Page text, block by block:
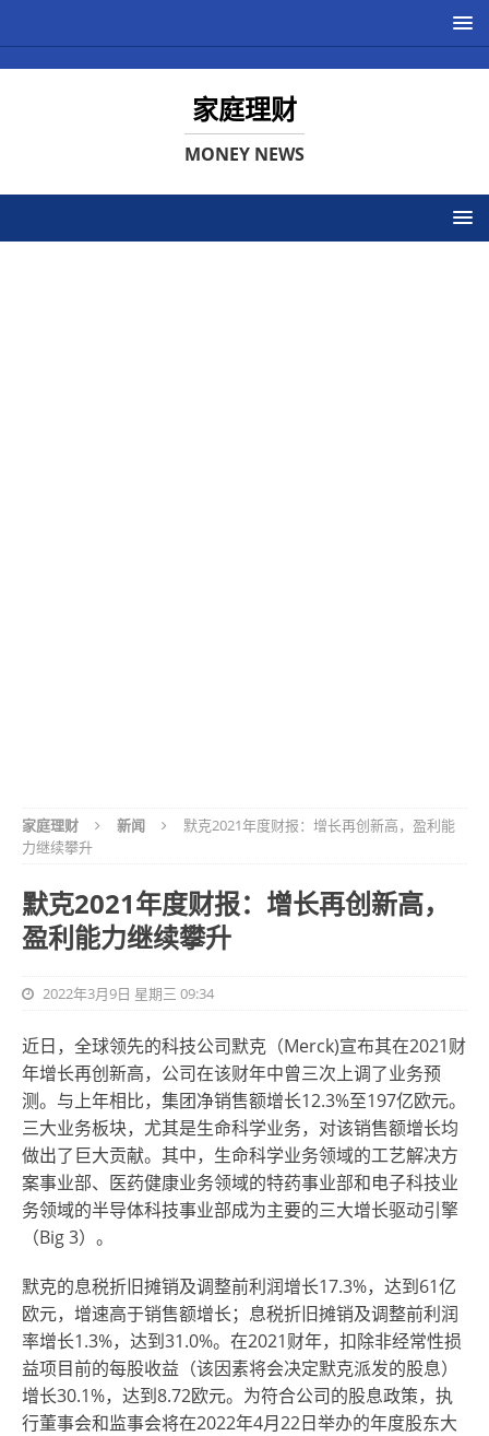
家庭理财
MONEY NEWS
家庭理财 新闻
默克2021年度财报：增长再创新高，盈利能
力继续攀升
默克2021年度财报：增长再创新高，
盈利能力继续攀升
2022年3月9日 星期三 09:34
近日，全球领先的科技公司默克（Merck)宣布其在2021财
年增长再创新高，公司在该财年中曾三次上调了业务预
测。与上年相比，集团净销售额增长12.3%至197亿欧元。
三大业务板块，尤其是生命科学业务，对该销售额增长均
做出了巨大贡献。其中，生命科学业务领域的工艺解决方
案事业部、医药健康业务领域的特药事业部和电子科技业
务领域的半导体科技事业部成为主要的三大增长驱动引擎
（Big 3）。
默克的息税折旧摊销及调整前利润增长17.3%，达到61亿
欧元，增速高于销售额增长；息税折旧摊销及调整前利润
率增长1.3%，达到31.0%。在2021财年，扣除非经常性损
益项目前的每股收益（该因素将会决定默克派发的股息）
增长30.1%，达到8.72欧元。为符合公司的股息政策，执
行董事会和监事会将在2022年4月22日举办的年度股东大